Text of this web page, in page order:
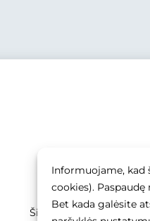
Informuojame, kad
cookies).
Bet kada galėsite
Šios svetainės turinys,